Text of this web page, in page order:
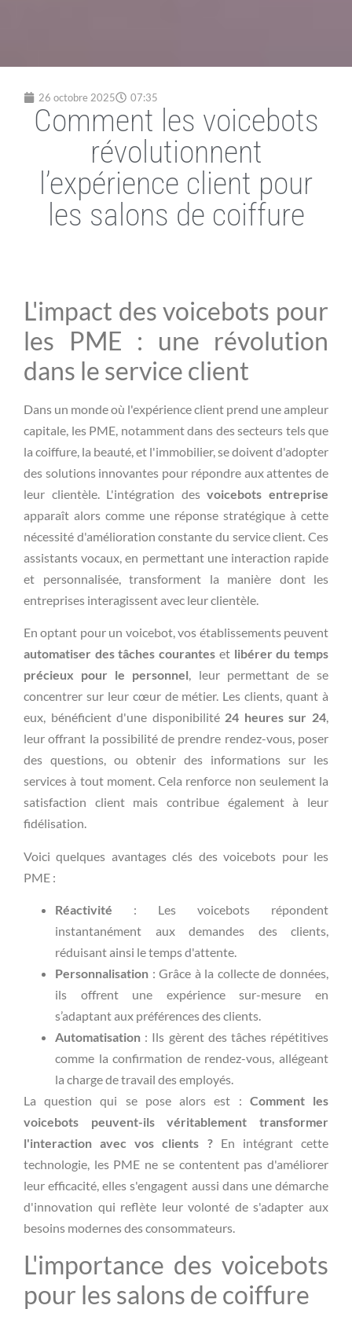
26 octobre 2025 07:35
Comment les voicebots
révolutionnent
l’expérience client pour
les salons de coiffure
L'impact des voicebots pour
les PME : une révolution
dans le service client
Dans un monde où l'expérience client prend une ampleur
capitale, les PME, notamment dans des secteurs tels que
la coiffure, la beauté, et l'immobilier, se doivent d'adopter
des solutions innovantes pour répondre aux attentes de
leur clientèle. L'intégration desvoicebots entreprise
apparaît alors comme une réponse stratégique à cette
nécessité d'amélioration constante du service client. Ces
assistants vocaux, en permettant une interaction rapide
et personnalisée, transforment la manière dont les
entreprises interagissent avec leur clientèle.
En optant pour un voicebot, vos établissements peuvent
automatiser des tâches courantes et libérer du temps
précieux pour le personnel, leur permettant de se
concentrer sur leur cœur de métier. Les clients, quant à
eux, bénéficient d'une disponibilité 24 heures sur 24,
leur offrant la possibilité de prendre rendez-vous, poser
des questions, ou obtenir des informations sur les
services à tout moment. Cela renforce non seulement la
satisfaction client mais contribue également à leur
fidélisation.
Voici quelques avantages clés des voicebots pour les
PME :
Réactivité : Les voicebots répondent
instantanément aux demandes des clients,
réduisant ainsi le temps d'attente.
Personnalisation : Grâce à la collecte de données,
ils offrent une expérience sur-mesure en
s’adaptant aux préférences des clients.
Automatisation : Ils gèrent des tâches répétitives
comme la confirmation de rendez-vous, allégeant
la charge de travail des employés.
La question qui se pose alors est : Comment les
voicebots peuvent-ils véritablement transformer
l'interaction avec vos clients ?En intégrant cette
technologie, les PME ne se contentent pas d'améliorer
leur efficacité, elles s'engagent aussi dans une démarche
d'innovation qui reflète leur volonté de s'adapter aux
besoins modernes des consommateurs.
L'importance des voicebots
pour les salons de coiffure